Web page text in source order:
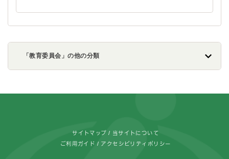
「教育委員会」の他の分類
サイトマップ 当サイトについて
ご利用ガイド アクセシビリティポリシー